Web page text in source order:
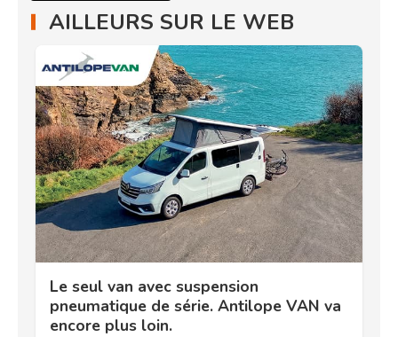
AILLEURS SUR LE WEB
Le seul van avec suspension
pneumatique de série. Antilope VAN va
encore plus loin.